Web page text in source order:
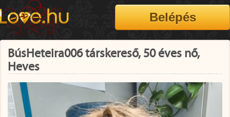
BúsHeteira006 társkereső, 50 éves nő,
Heves